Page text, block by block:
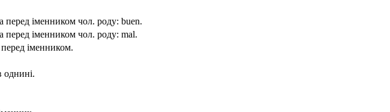
іменником чол. роду: buen.
іменником чол. роду: mal.
іменником.
однині.